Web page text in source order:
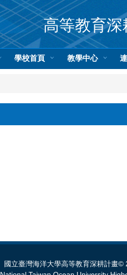
高等教育深
學校首頁 教學中心
國立臺灣海洋大學高等教育深耕計畫©